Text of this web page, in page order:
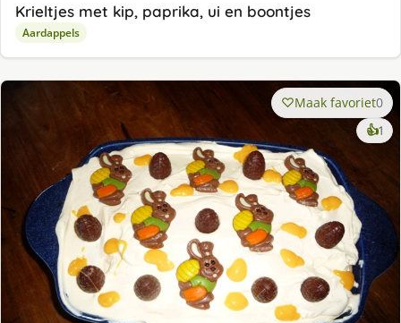
Krieltjes met kip, paprika, ui en boontjes
Aardappels
Maak favoriet0
👍1